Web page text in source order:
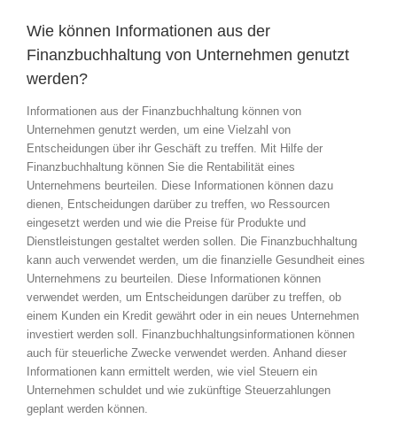
Wie können Informationen aus der
Finanzbuchhaltung von Unternehmen genutzt
werden?
Informationen aus der Finanzbuchhaltung können von
Unternehmen genutzt werden, um eine Vielzahl von
Entscheidungen über ihr Geschäft zu treffen. Mit Hilfe der
Finanzbuchhaltung können Sie die Rentabilität eines
Unternehmens beurteilen. Diese Informationen können dazu
dienen, Entscheidungen darüber zu treffen, wo Ressourcen
eingesetzt werden und wie die Preise für Produkte und
Dienstleistungen gestaltet werden sollen. Die Finanzbuchhaltung
kann auch verwendet werden, um die finanzielle Gesundheit eines
Unternehmens zu beurteilen. Diese Informationen können
verwendet werden, um Entscheidungen darüber zu treffen, ob
einem Kunden ein Kredit gewährt oder in ein neues Unternehmen
investiert werden soll. Finanzbuchhaltungsinformationen können
auch für steuerliche Zwecke verwendet werden. Anhand dieser
Informationen kann ermittelt werden, wie viel Steuern ein
Unternehmen schuldet und wie zukünftige Steuerzahlungen
geplant werden können.